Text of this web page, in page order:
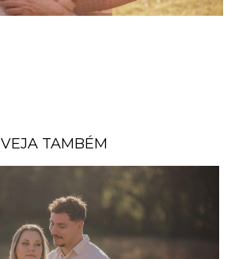
VEJA TAMBÉM